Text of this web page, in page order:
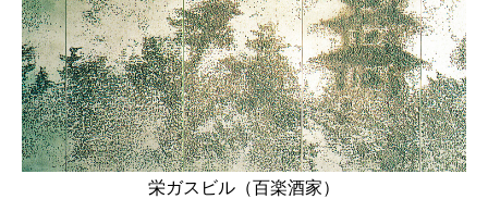
栄ガスビル（百楽酒家）